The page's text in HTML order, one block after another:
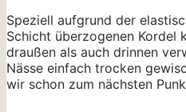
Speziell aufgrund der
Schicht überzogenen Kordel
draußen als auch drinnen
Nässe einfach trocken
wir schon zum nächsten